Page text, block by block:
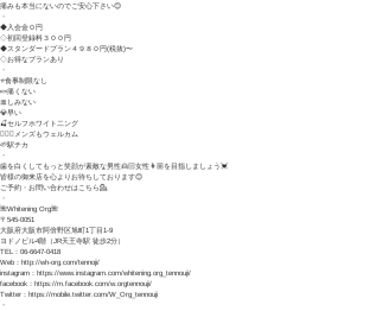
痛みも本当にないのでご安心下さい😊
・
◆入会金０円
◇初回登録料３００円
◆スタンダードプラン４９８０円(税抜)〜
◇お得なプランあり
・
⭐️食事制限なし
🍬痛くない
🎀しみない
💎早い
🍒セルフホワイト二ング
🙆🏻‍♂️メンズもウェルカム
🌱駅チカ
・
歯を白くしてもっと笑顔が素敵な男性👱🏻女性👩🏼を目指しましょう💓
皆様の御来店を心よりお待ちしております😊
ご予約・お問い合わせはこちら💁
・
🌺Whitening Org🌺
〒545-0051
大阪府大阪市阿倍野区旭町1丁目1-9
ヨドノビル4階（JR天王寺駅 徒歩2分）
TEL：06-6647-0418
Web：http://wh-org.com/tennoji/
instagram：https://www.instagram.com/whitening.org_tennouji/
facebook：https://m.facebook.com/w.orgtennouji/
Twitter：https://mobile.twitter.com/W_Org_tennouji
・